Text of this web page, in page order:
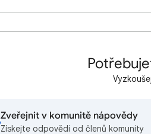
Zveřejnit v komunitě nápovědy
Získejte odpovědi od členů komunity